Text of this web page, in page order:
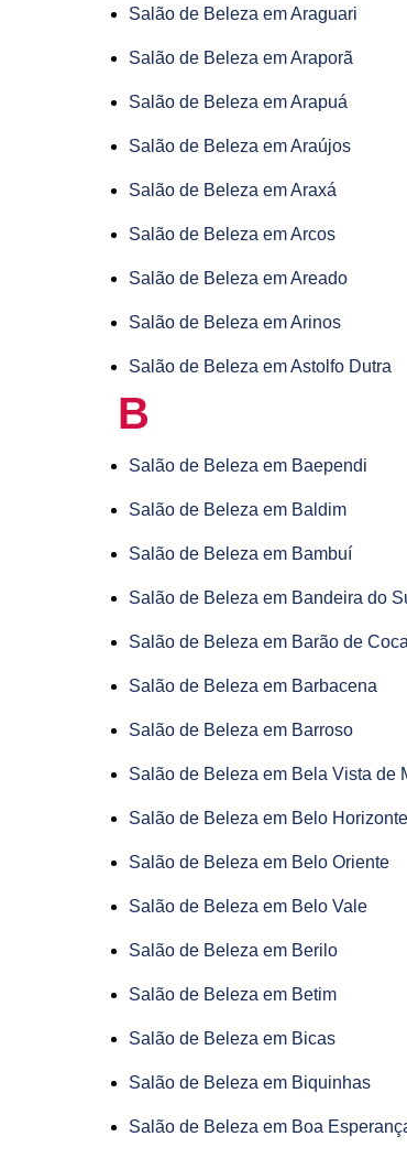
Salão de Beleza em Araguari
Salão de Beleza em Araporã
Salão de Beleza em Arapuá
Salão de Beleza em Araújos
Salão de Beleza em Araxá
Salão de Beleza em Arcos
Salão de Beleza em Areado
Salão de Beleza em Arinos
Salão de Beleza em Astolfo Dutra
B
Salão de Beleza em Baependi
Salão de Beleza em Baldim
Salão de Beleza em Bambuí
Salão de Beleza em Bandeira do
Salão de Beleza em Barão de
Salão de Beleza em Barbacena
Salão de Beleza em Barroso
Salão de Beleza em Bela Vista de
Salão de Beleza em Belo Horizonte
Salão de Beleza em Belo Oriente
Salão de Beleza em Belo Vale
Salão de Beleza em Berilo
Salão de Beleza em Betim
Salão de Beleza em Bicas
Salão de Beleza em Biquinhas
Salão de Beleza em Boa